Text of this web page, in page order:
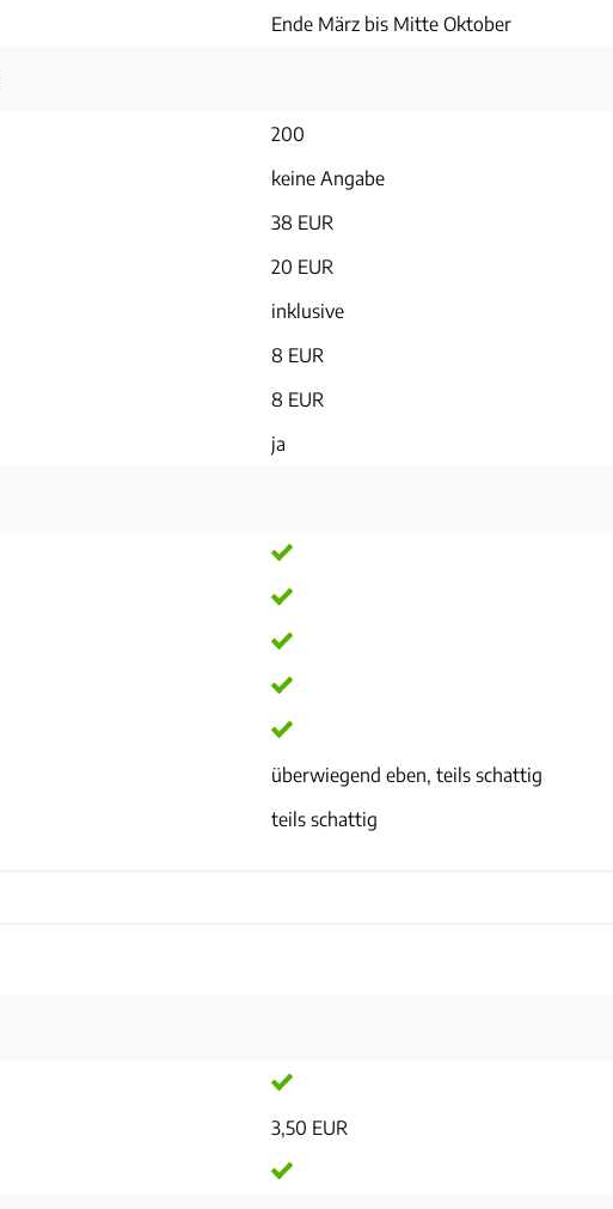
Ende März bis Mitte Oktober
200
keine Angabe
38 EUR
20 EUR
inklusive
8 EUR
8 EUR
ja
überwiegend eben, teils schattig
teils schattig
3,50 EUR